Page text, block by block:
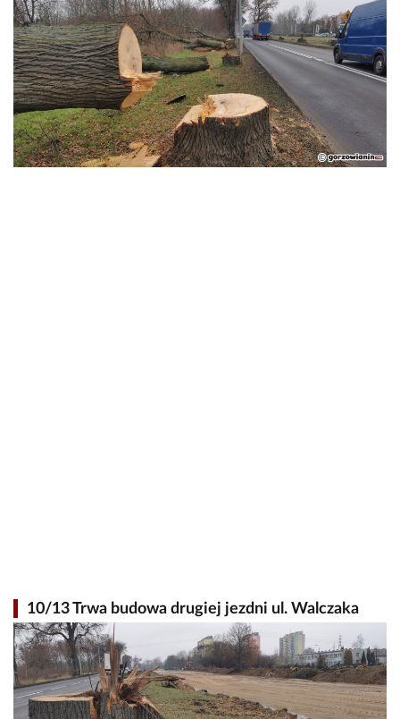
10/13 Trwa budowa drugiej jezdni ul. Walczaka